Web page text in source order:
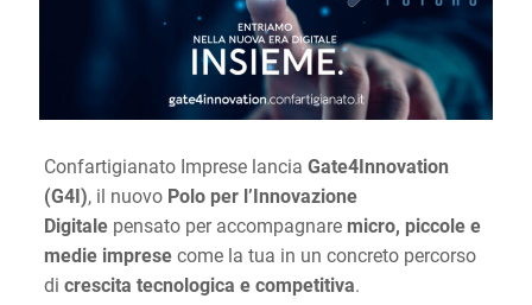
Confartigianato Imprese lancia Gate4Innovation
(G4I), il nuovo Polo per l’Innovazione
Digitalepensato per accompagnare micro, piccole e
medie impresecome la tua in un concreto percorso
di crescita tecnologica e competitiva.